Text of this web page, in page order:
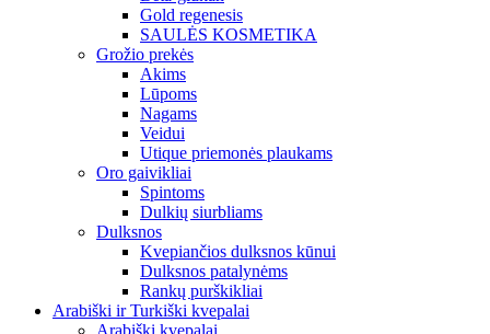
Gold regenesis
SAULĖS KOSMETIKA
Grožio prekės
Akims
Lūpoms
Nagams
Veidui
Utique priemonės plaukams
Oro gaivikliai
Spintoms
Dulkių siurbliams
Dulksnos
Kvepiančios dulksnos kūnui
Dulksnos patalynėms
Rankų purškikliai
Arabiški ir Turkiški kvepalai
Arabiški kvepalai